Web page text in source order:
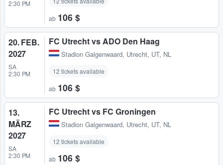
2:30 PM
ab 106 $
20. FEB.
2027
SA
2:30 PM
FC Utrecht vs ADO Den Haag
Stadion Galgenwaard, Utrecht, UT, NL
12 tickets available
ab 106 $
13.
MÄRZ
2027
SA
2:30 PM
FC Utrecht vs FC Groningen
Stadion Galgenwaard, Utrecht, UT, NL
12 tickets available
ab 106 $